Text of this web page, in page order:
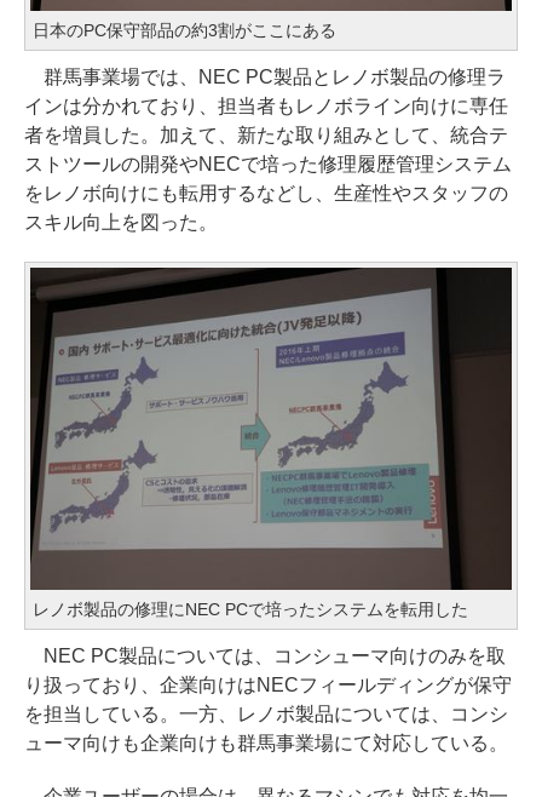
日本のPC保守部品の約3割がここにある
群馬事業場では、NEC PC製品とレノボ製品の修理ラ
インは分かれており、担当者もレノボライン向けに専任
者を増員した。加えて、新たな取り組みとして、統合テ
ストツールの開発やNECで培った修理履歴管理システム
をレノボ向けにも転用するなどし、生産性やスタッフの
スキル向上を図った。
レノボ製品の修理にNEC PCで培ったシステムを転用した
NEC PC製品については、コンシューマ向けのみを取
り扱っており、企業向けはNECフィールディングが保守
を担当している。一方、レノボ製品については、コンシ
ューマ向けも企業向けも群馬事業場にて対応している。